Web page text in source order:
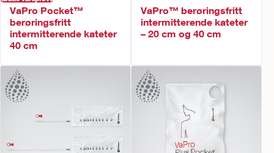
VaPro Pocket™
berøringsfritt
intermitterende kateter
40 cm
VaPro™ berøringsfritt
intermitterende kateter
– 20 cm og 40 cm